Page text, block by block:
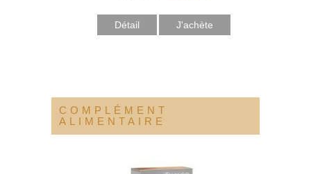
Détail
COMPLÉMENT
ALIMENTAIRE